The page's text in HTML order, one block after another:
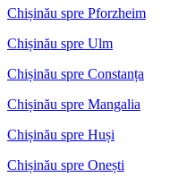
Chișinău spre Pforzheim
Chișinău spre Ulm
Chișinău spre Constanța
Chișinău spre Mangalia
Chișinău spre Huși
Chișinău spre Onești